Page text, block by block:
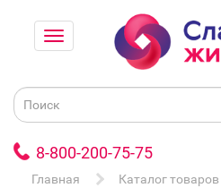
8-800-200-75-75
Главная
Каталог товаров